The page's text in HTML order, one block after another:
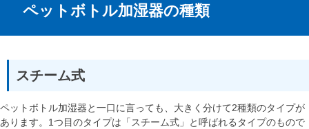
ペットボトル加湿器の種類
スチーム式
ペットボトル加湿器と一口に言っても、大きく分けて2種類のタイプが
あります。1つ目のタイプは「スチーム式」と呼ばれるタイプのもので